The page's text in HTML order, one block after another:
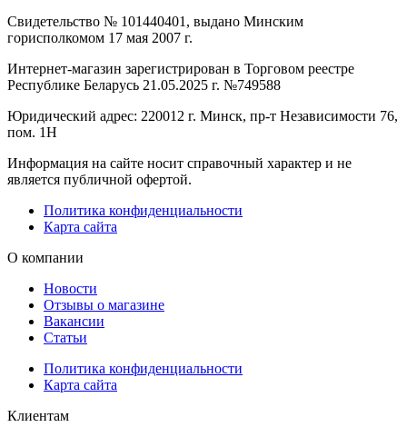
Свидетельство № 101440401, выдано Минским
горисполкомом 17 мая 2007 г.
Интернет-магазин зарегистрирован в Торговом реестре
Республике Беларусь 21.05.2025 г. №749588
Юридический адрес: 220012 г. Минск, пр-т Независимости 76,
пом. 1Н
Информация на сайте носит справочный характер и не
является публичной офертой.
Политика конфиденциальности
Карта сайта
О компании
Новости
Отзывы о магазине
Вакансии
Статьи
Политика конфиденциальности
Карта сайта
Клиентам